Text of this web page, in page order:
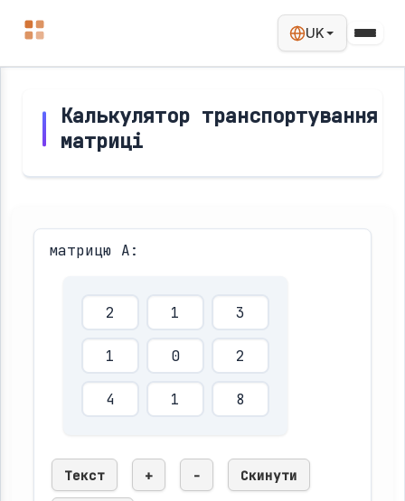
UK
Калькулятор транспортування
матриці
матрицю A:
Текст + - Скинути